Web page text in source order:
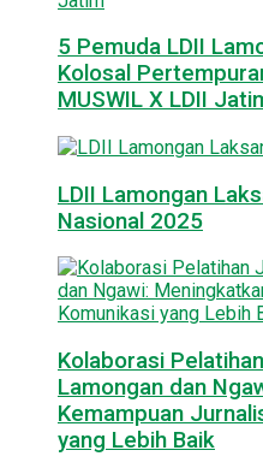
5 Pemuda LDII
Kolosal
MUSWIL X LDII
LDII Lamongan
Nasional 2025
Kolaborasi
Lamongan dan
Kemampuan
yang Lebih Baik